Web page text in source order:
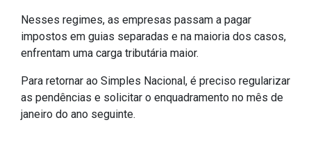
Nesses regimes, as empresas passam a pagar
impostos em guias separadas e na maioria dos casos,
enfrentam uma carga tributária maior.
Para retornar ao Simples Nacional, é preciso regularizar
as pendências e solicitar o enquadramento no mês de
janeiro do ano seguinte.